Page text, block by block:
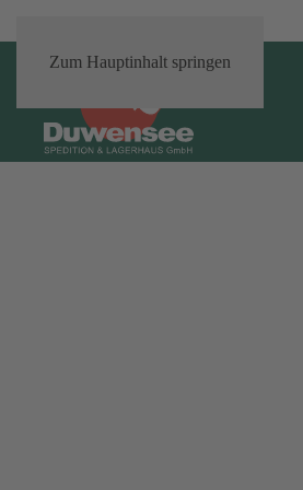
Zum Hauptinhalt springen